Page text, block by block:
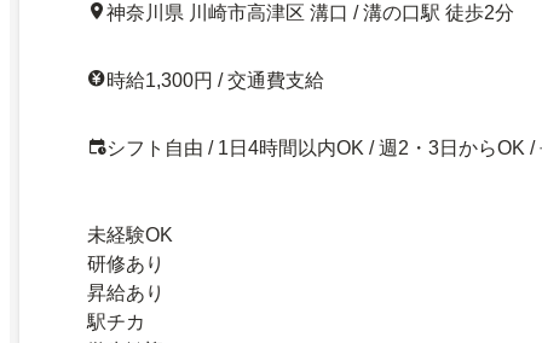
神奈川県 川崎市高津区 溝口 / 溝の口駅 徒歩2分
時給1,300円 / 交通費支給
シフト自由 / 1日4時間以内OK / 週2・3日からOK /
未経験OK
研修あり
昇給あり
駅チカ